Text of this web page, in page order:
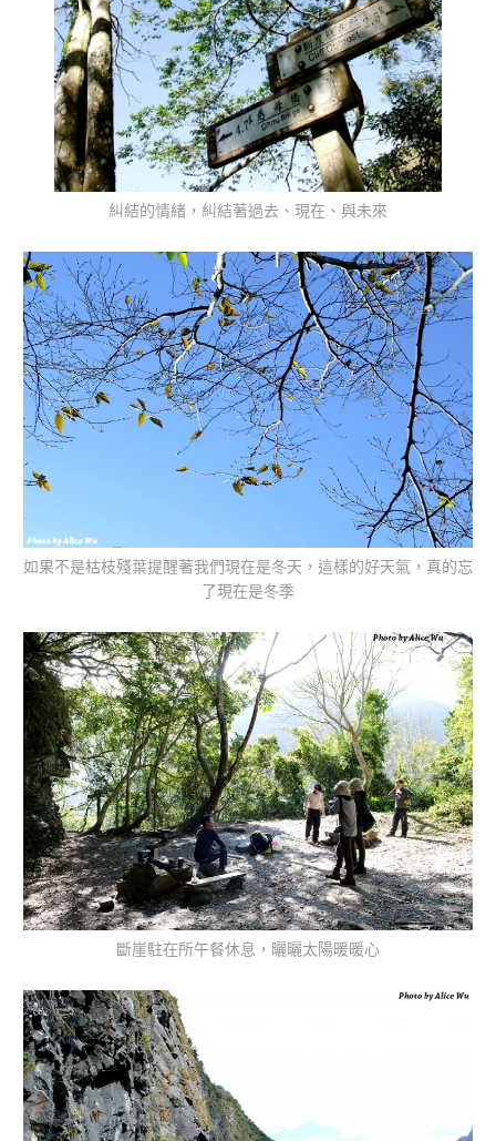
糾結的情緒，糾結著過去、現在、與未來
如果不是枯枝殘葉提醒著我們現在是冬天，這樣的好天氣，真的忘
了現在是冬季
斷崖駐在所午餐休息，曬曬太陽暖暖心